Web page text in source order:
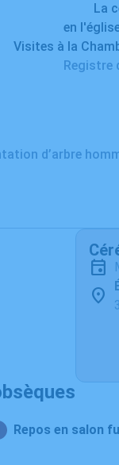
La
en
Visites à la
Registre
d’arbre
Repos en salon